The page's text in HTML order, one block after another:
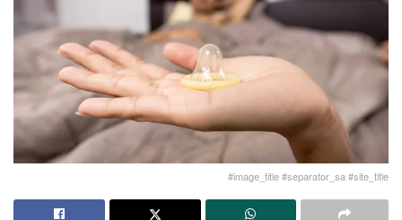
#image_title #separator_sa #site_title